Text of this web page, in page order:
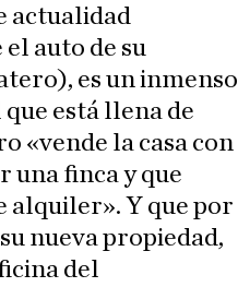
actualidad
auto de su
es un inmenso
está llena de
«vende la casa con
una finca y que
alquiler». Y que por
nueva propiedad,
del